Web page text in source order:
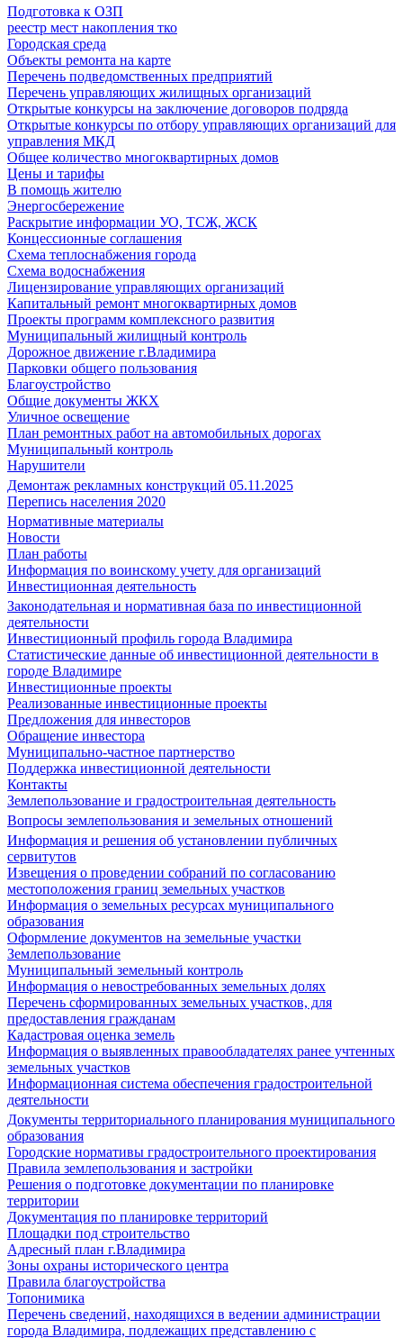
Подготовка к ОЗП
реестр мест накопления тко
Городская среда
Объекты ремонта на карте
Перечень подведомственных предприятий
Перечень управляющих жилищных организаций
Открытые конкурсы на заключение договоров подряда
Открытые конкурсы по отбору управляющих организаций для
управления МКД
Общее количество многоквартирных домов
Цены и тарифы
В помощь жителю
Энергосбережение
Раскрытие информации УО, ТСЖ, ЖСК
Концессионные соглашения
Схема теплоснабжения города
Схема водоснабжения
Лицензирование управляющих организаций
Капитальный ремонт многоквартирных домов
Проекты программ комплексного развития
Муниципальный жилищный контроль
Дорожное движение г.Владимира
Парковки общего пользования
Благоустройство
Общие документы ЖКХ
Уличное освещение
План ремонтных работ на автомобильных дорогах
Муниципальный контроль
Нарушители
Демонтаж рекламных конструкций 05.11.2025
Перепись населения 2020
Нормативные материалы
Новости
План работы
Информация по воинскому учету для организаций
Инвестиционная деятельность
Законодательная и нормативная база по инвестиционной
деятельности
Инвестиционный профиль города Владимира
Статистические данные об инвестиционной деятельности в
городе Владимире
Инвестиционные проекты
Реализованные инвестиционные проекты
Предложения для инвесторов
Обращение инвестора
Муниципально-частное партнерство
Поддержка инвестиционной деятельности
Контакты
Землепользование и градостроительная деятельность
Вопросы землепользования и земельных отношений
Информация и решения об установлении публичных
сервитутов
Извещения о проведении собраний по согласованию
местоположения границ земельных участков
Информация о земельных ресурсах муниципального
образования
Оформление документов на земельные участки
Землепользование
Муниципальный земельный контроль
Информация о невостребованных земельных долях
Перечень сформированных земельных участков, для
предоставления гражданам
Кадастровая оценка земель
Информация о выявленных правообладателях ранее учтенных
земельных участков
Информационная система обеспечения градостроительной
деятельности
Документы территориального планирования муниципального
образования
Городские нормативы градостроительного проектирования
Правила землепользования и застройки
Решения о подготовке документации по планировке
территории
Документация по планировке территорий
Площадки под строительство
Адресный план г.Владимира
Зоны охраны исторического центра
Правила благоустройства
Топонимика
Перечень сведений, находящихся в ведении администрации
города Владимира, подлежащих представлению с